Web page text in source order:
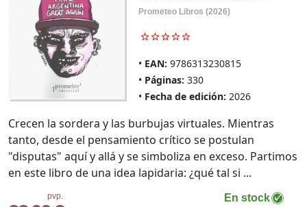
Prometeo Libros (2026)
EAN: 9786313230815
Páginas: 330
Fecha de edición: 2026
pvp. En stock
Crecen la sordera y las burbujas virtuales. Mientras
tanto, desde el pensamiento crítico se postulan
"disputas" aquí y allá y se simboliza en exceso. Partimos
en este libro de una idea lapidaria: ¿qué tal si ...